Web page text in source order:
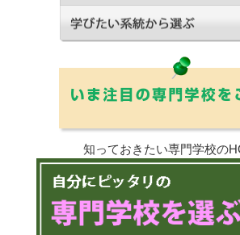
知っておきたい専門学校の